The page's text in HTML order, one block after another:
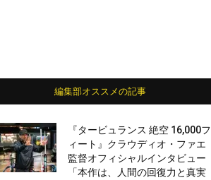
編集部オススメの記事
『タービュランス 絶空 16,000フ
ィート』クラウディオ・ファエ
監督オフィシャルインタビュー
「本作は、人間の回復力と真実